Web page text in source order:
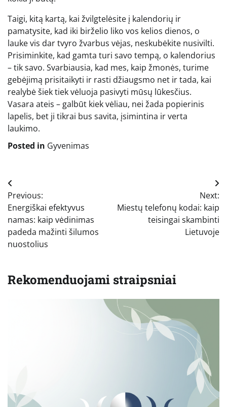
Taigi, kitą kartą, kai žvilgtelėsite į kalendorių ir
pamatysite, kad iki birželio liko vos kelios dienos, o
lauke vis dar tvyro žvarbus vėjas, neskubėkite nusivilti.
Prisiminkite, kad gamta turi savo tempą, o kalendorius
– tik savo. Svarbiausia, kad mes, kaip žmonės, turime
gebėjimą prisitaikyti ir rasti džiaugsmo net ir tada, kai
realybė šiek tiek vėluoja pasivyti mūsų lūkesčius.
Vasara ateis – galbūt kiek vėliau, nei žada popierinis
lapelis, bet ji tikrai bus savita, įsimintina ir verta
laukimo.
Posted in Gyvenimas
Navigacija
tarp
įrašų
Previous:
Energiškai efektyvus
namas: kaip vėdinimas
padeda mažinti šilumos
nuostolius
Next:
Miestų telefonų kodai: kaip
teisingai skambinti
Lietuvoje
Rekomenduojami straipsniai